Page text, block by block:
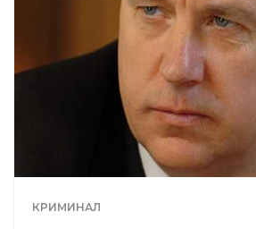
КРИМИНАЛ